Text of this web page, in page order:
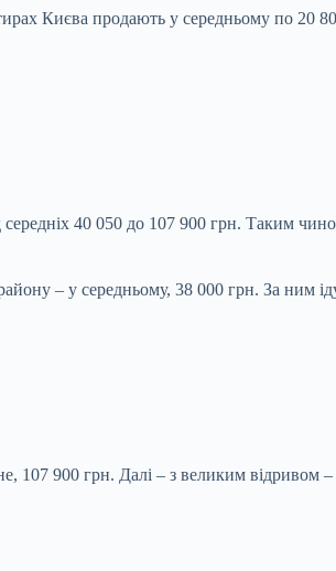
Києва продають у середньому по 20
40 050 до 107 900 грн. Таким
– у середньому, 38 000 грн. За ним
107 900 грн. Далі – з великим відривом –